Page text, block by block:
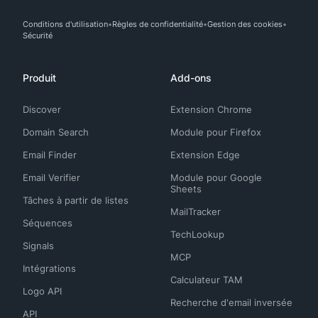
Conditions d'utilisation Règles de confidentialité Gestion des cookies
Sécurité
Produit
Discover
Domain Search
Email Finder
Email Verifier
Tâches à partir de listes
Séquences
Signals
Intégrations
Logo API
API
Add-ons
Extension Chrome
Module pour Firefox
Extension Edge
Module pour Google
Sheets
MailTracker
TechLookup
MCP
Calculateur TAM
Recherche d'email inversée